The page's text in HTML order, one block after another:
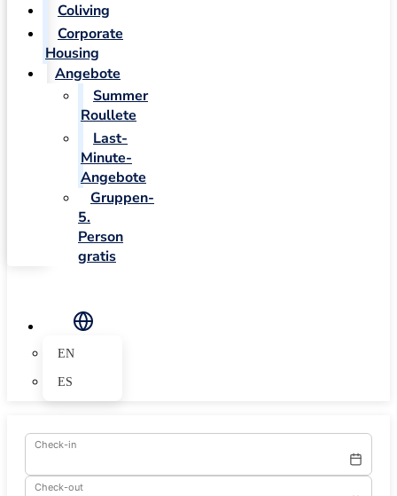
Coliving
Corporate
Housing
Angebote
Summer
Roullete
Last-
Minute-
Angebote
Gruppen-
5.
Person
gratis
EN
ES
Check-in
Check-out